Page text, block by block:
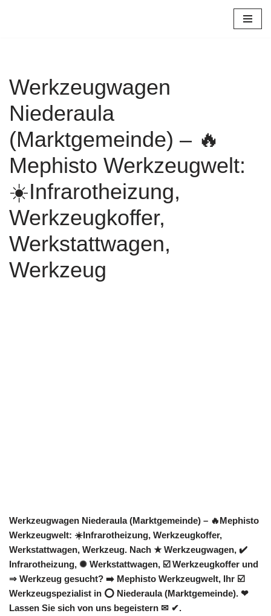
Werkzeugwagen
Niederaula
(Marktgemeinde) – 🔥
Mephisto Werkzeugwelt:
☀️Infrarotheizung,
Werkzeugkoffer,
Werkstattwagen,
Werkzeug
Werkzeugwagen Niederaula (Marktgemeinde) – 🔥Mephisto
Werkzeugwelt: ☀️Infrarotheizung, Werkzeugkoffer,
Werkstattwagen, Werkzeug. Nach ★ Werkzeugwagen, ✔️
Infrarotheizung, ✺ Werkstattwagen, ☑️ Werkzeugkoffer und
⇒ Werkzeug gesucht? ➡️ Mephisto Werkzeugwelt, Ihr ☑️
Werkzeugspezialist in ⭕ Niederaula (Marktgemeinde). ❤
Lassen Sie sich von uns begeistern ✉ ✔.